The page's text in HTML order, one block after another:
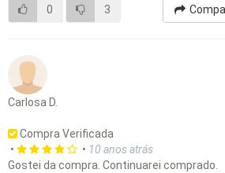
0 3
Carlosa D.
Compra Verificada
•
• 10 anos atrás
Gostei da compra. Continuarei comprado.